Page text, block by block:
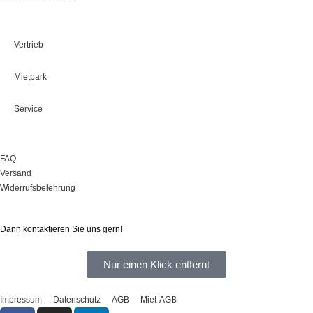
Vertrieb
Mietpark
Service
FAQ
Versand
Widerrufsbelehrung
Dann kontaktieren Sie uns gern!
Nur einen Klick entfernt
Impressum Datenschutz AGB Miet-AGB